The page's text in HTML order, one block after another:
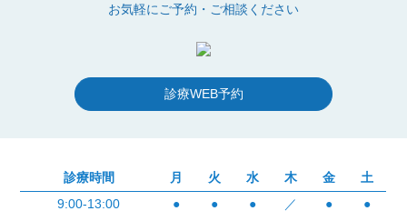
お気軽にご予約・ご相談ください
診療WEB予約
診療時間 月 火 水 木 金
土
9:00-13:00
● ● ● ／ ● ●